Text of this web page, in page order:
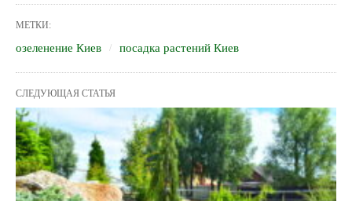
МЕТКИ:
озеленение Киев посадка растений Киев
СЛЕДУЮЩАЯ СТАТЬЯ